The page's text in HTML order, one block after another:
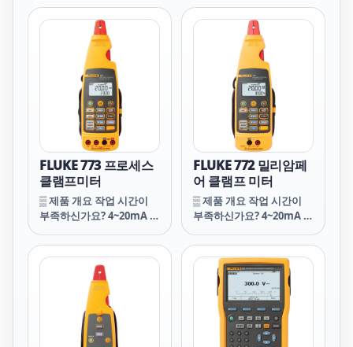
치에 적합한 종합적인 압력
교정 솔루션을 제공합니다.
이 컴팩트한 압력 교정 솔
루션은 크기가 동종 기기의
약 1/3이며 중량은 1kg(2파
운드)에 불과합니다. 세척
하기 쉬운 독창적인 펌프는
펌프 손상을 방지하며 현장
에서도 분해 없이 펌프를
정비할 수 있도록 해줍니
다.
니다. 이 교정기는 가볍고
컴팩트하며 운반하기 쉽습
니다. 다기능 Fluke 740 시
리즈 문서화 공정 교정기와
유사하게 푸시 버튼 인터페
이스가 있어 사용하기 쉽습
니다. EMI에 영향을 받지
않고 방진 및 튐 방지 성능
을 갖추고 있으며 분리형
배터리 도어가 있어 배터리
를 빠르게 교체할 수 있습
니다.
FLUKE 773 프로세스
클램프미터
▒ 제품 개요 작업 시간이
부족하신가요? 4~20mA 신
지 않고 시간을 절약해 보
십시오.
FLUKE 772 밀리암페
어 클램프 미터
▒ 제품 개요 작업 시간이
부족하신가요? 4~20mA 신
지 않고 시간을 절약해 보
십시오.